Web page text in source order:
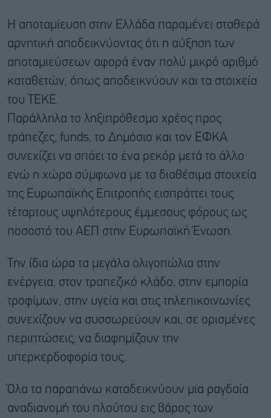
Η αποταμίευση στην Ελλάδα παραμένει σταθερά
αρνητική αποδεικνύοντας ότι η αύξηση των
αποταμιεύσεων αφορά έναν πολύ μικρό αριθμό
καταθετών, όπως αποδεικνύουν και τα στοιχεία
του ΤΕΚΕ.
Παράλληλα το ληξιπρόθεσμο χρέος προς
τράπεζες, funds, το Δημόσιο και τον ΕΦΚΑ
συνεχίζει να σπάει το ένα ρεκόρ μετά το άλλο
ενώ η χώρα σύμφωνα με τα διαθέσιμα στοιχεία
της Ευρωπαϊκής Επιτροπής εισπράττει τους
τέταρτους υψηλότερους έμμεσους φόρους ως
ποσοστό του ΑΕΠ στην Ευρωπαϊκή Ένωση.
Την ίδια ώρα τα μεγάλα ολιγοπώλια στην
ενέργεια, στον τραπεζικό κλάδο, στην εμπορία
τροφίμων, στην υγεία και στις τηλεπικοινωνίες
συνεχίζουν να συσσωρεύουν και, σε ορισμένες
περιπτώσεις, να διαφημίζουν την
υπερκερδοφορία τους.
Όλα τα παραπάνω καταδεικνύουν μια ραγδαία
αναδιανομή του πλούτου εις βάρος των